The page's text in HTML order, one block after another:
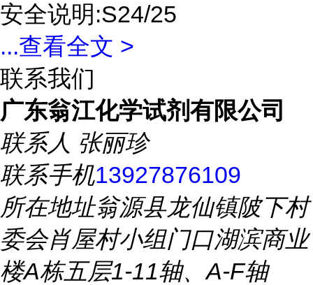
安全说明:S24/25
...查看全文 >
联系我们
广东翁江化学试剂有限公司
联系人 张丽珍
联系手机13927876109
所在地址翁源县龙仙镇陂下村
委会肖屋村小组门口湖滨商业
楼A栋五层1-11轴、A-F轴